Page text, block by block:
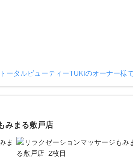
トータルビューティーTUKIのオーナー様
みまる敷戸店